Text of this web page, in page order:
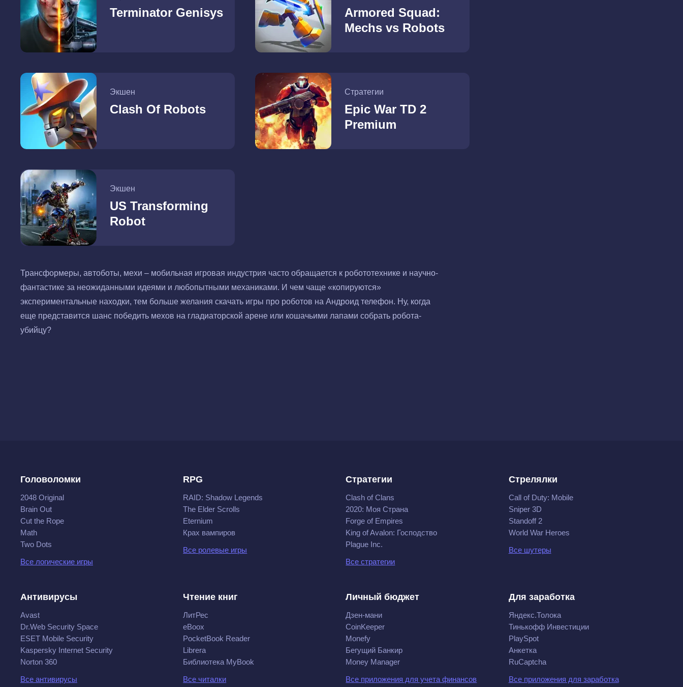
Terminator Genisys
Armored Squad:
Mechs vs Robots
Экшен
Clash Of Robots
Стратегии
Epic War TD 2
Premium
Экшен
US Transforming
Robot
Трансформеры, автоботы, мехи – мобильная игровая индустрия часто обращается к робототехнике и научно-
фантастике за неожиданными идеями и любопытными механиками. И чем чаще «копируются»
экспериментальные находки, тем больше желания скачать игры про роботов на Андроид телефон. Ну, когда
еще представится шанс победить мехов на гладиаторской арене или кошачьими лапами собрать робота-
убийцу?
Головоломки
2048 Original
Brain Out
Cut the Rope
Math
Two Dots
Все логические игры
RPG
RAID: Shadow Legends
The Elder Scrolls
Eternium
Крах вампиров
Все ролевые игры
Стратегии
Clash of Clans
2020: Моя Cтрана
Forge of Empires
King of Avalon: Господство
Plague Inc.
Все стратегии
Стрелялки
Call of Duty: Mobile
Sniper 3D
Standoff 2
World War Heroes
Все шутеры
Антивирусы
Avast
Dr.Web Security Space
ESET Mobile Security
Kaspersky Internet Security
Norton 360
Все антивирусы
Чтение книг
ЛитРес
eBoox
PocketBook Reader
Librera
Библиотека MyBook
Все читалки
Личный бюджет
Дзен-мани
CoinKeeper
Monefy
Бегущий Банкир
Money Manager
Все приложения для учета финансов
Для заработка
Яндекс.Толока
Тинькофф Инвестиции
PlaySpot
Анкетка
RuCaptcha
Все приложения для заработка